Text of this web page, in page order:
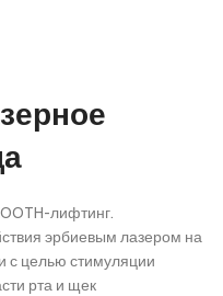
лифтинг.
эрбиевым лазером на
с целью стимуляции
рта и щек